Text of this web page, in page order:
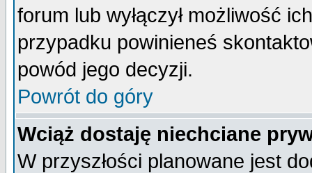
forum lub wyłączył możliwość
przypadku powinieneś
powód jego decyzji.
Powrót do góry
Wciąż dostaję niechciane
W przyszłości planowane jest